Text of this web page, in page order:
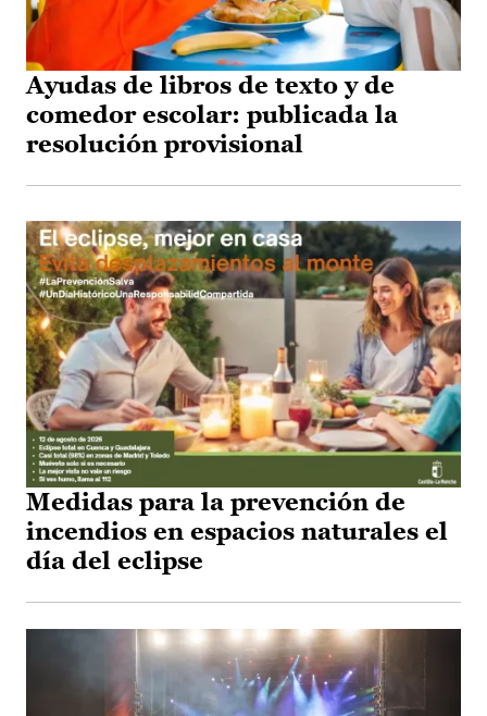
Ayudas de libros de texto y de
comedor escolar: publicada la
resolución provisional
Medidas para la prevención de
incendios en espacios naturales el
día del eclipse